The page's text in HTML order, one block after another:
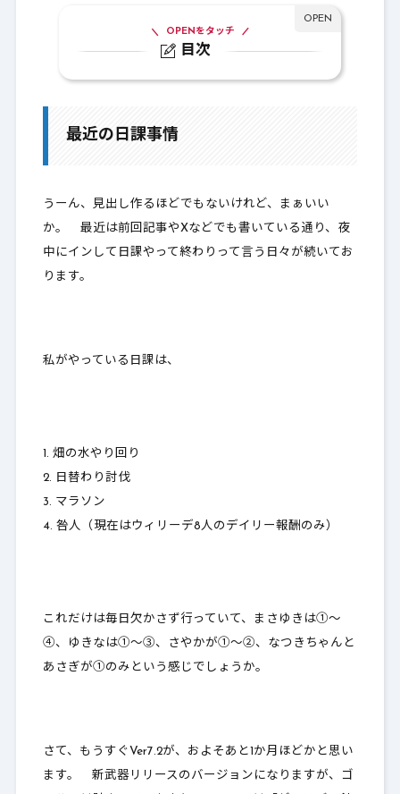
目次
OPENをタッチ
最近の日課事情
うーん、見出し作るほどでもないけれど、まぁいい
か。 最近は前回記事やXなどでも書いている通り、夜
中にインして日課やって終わりって言う日々が続いてお
ります。
私がやっている日課は、
畑の水やり回り
日替わり討伐
マラソン
咎人（現在はウィリーデ8人のデイリー報酬のみ）
これだけは毎日欠かさず行っていて、まさゆきは①～
④、ゆきなは①～③、さやかが①～②、なつきちゃんと
あさぎが①のみという感じでしょうか。
さて、もうすぐVer7.2が、およそあと1か月ほどかと思い
ます。 新武器リリースのバージョンになりますが、ゴ